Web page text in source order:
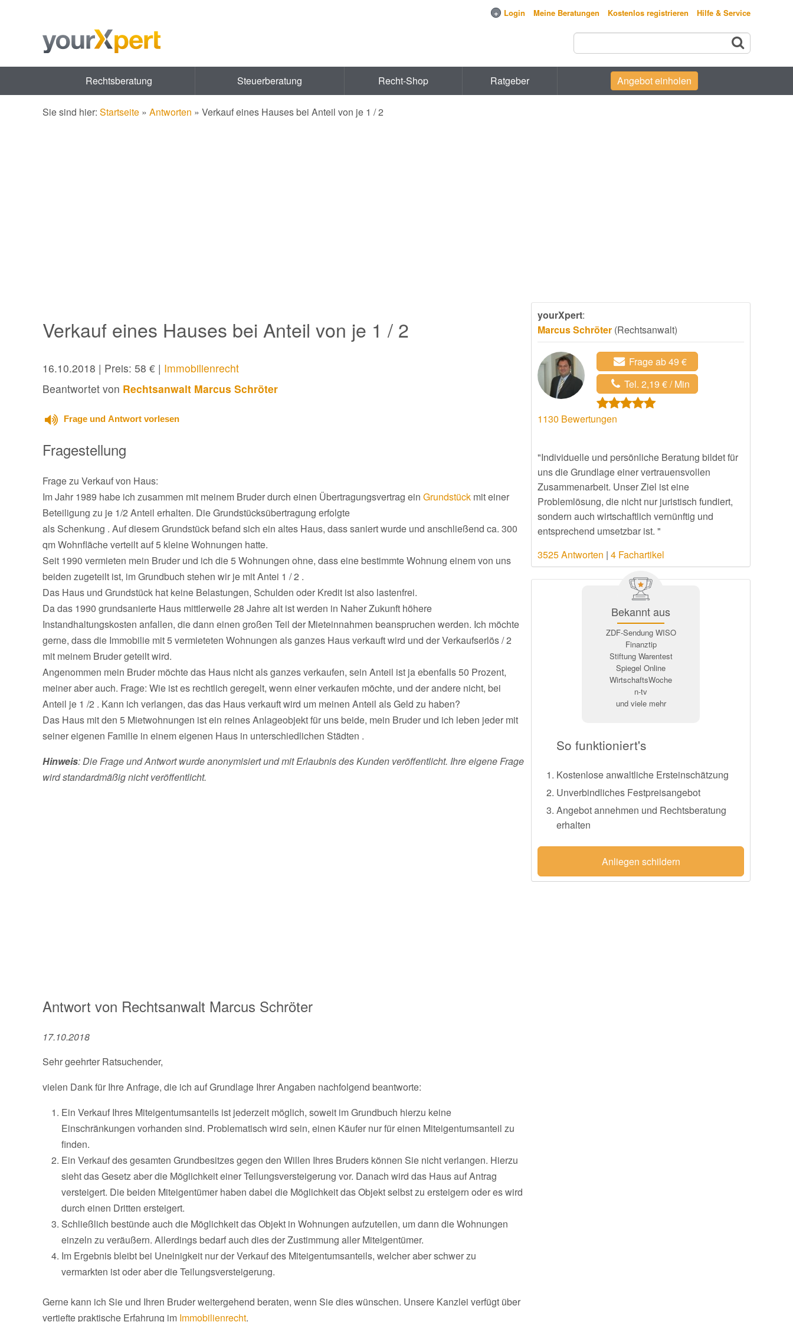
+ Login Meine Beratungen Kostenlos registrieren Hilfe & Service
Rechtsberatung Steuerberatung Recht-Shop Ratgeber Angebot einholen
Sie sind hier: Startseite » Antworten » Verkauf eines Hauses bei Anteil von je 1 / 2
Verkauf eines Hauses bei Anteil von je 1 / 2
16.10.2018 | Preis: 58 € | Immobilienrecht
Beantwortet von Rechtsanwalt Marcus Schröter
Frage und Antwort vorlesen
Fragestellung
Frage zu Verkauf von Haus:
Im Jahr 1989 habe ich zusammen mit meinem Bruder durch einen Übertragungsvertrag ein Grundstück mit einer
Beteiligung zu je 1/2 Anteil erhalten. Die Grundstücksübertragung erfolgte
als Schenkung . Auf diesem Grundstück befand sich ein altes Haus, dass saniert wurde und anschließend ca. 300
qm Wohnfläche verteilt auf 5 kleine Wohnungen hatte.
Seit 1990 vermieten mein Bruder und ich die 5 Wohnungen ohne, dass eine bestimmte Wohnung einem von uns
beiden zugeteilt ist, im Grundbuch stehen wir je mit Antei 1 / 2 .
Das Haus und Grundstück hat keine Belastungen, Schulden oder Kredit ist also lastenfrei.
Da das 1990 grundsanierte Haus mittlerweile 28 Jahre alt ist werden in Naher Zukunft höhere
Instandhaltungskosten anfallen, die dann einen großen Teil der Mieteinnahmen beanspruchen werden. Ich möchte
gerne, dass die Immobilie mit 5 vermieteten Wohnungen als ganzes Haus verkauft wird und der Verkaufserlös / 2
mit meinem Bruder geteilt wird.
Angenommen mein Bruder möchte das Haus nicht als ganzes verkaufen, sein Anteil ist ja ebenfalls 50 Prozent,
meiner aber auch. Frage: Wie ist es rechtlich geregelt, wenn einer verkaufen möchte, und der andere nicht, bei
Anteil je 1 /2 . Kann ich verlangen, das das Haus verkauft wird um meinen Anteil als Geld zu haben?
Das Haus mit den 5 Mietwohnungen ist ein reines Anlageobjekt für uns beide, mein Bruder und ich leben jeder mit
seiner eigenen Familie in einem eigenen Haus in unterschiedlichen Städten .
Hinweis: Die Frage und Antwort wurde anonymisiert und mit Erlaubnis des Kunden veröffentlicht. Ihre eigene Frage
wird standardmäßig nicht veröffentlicht.
Antwort von Rechtsanwalt Marcus Schröter
17.10.2018
Sehr geehrter Ratsuchender,
vielen Dank für Ihre Anfrage, die ich auf Grundlage Ihrer Angaben nachfolgend beantworte:
Ein Verkauf Ihres Miteigentumsanteils ist jederzeit möglich, soweit im Grundbuch hierzu keine
Einschränkungen vorhanden sind. Problematisch wird sein, einen Käufer nur für einen Miteigentumsanteil zu
finden.
Ein Verkauf des gesamten Grundbesitzes gegen den Willen Ihres Bruders können Sie nicht verlangen. Hierzu
sieht das Gesetz aber die Möglichkeit einer Teilungsversteigerung vor. Danach wird das Haus auf Antrag
versteigert. Die beiden Miteigentümer haben dabei die Möglichkeit das Objekt selbst zu ersteigern oder es wird
durch einen Dritten ersteigert.
Schließlich bestünde auch die Möglichkeit das Objekt in Wohnungen aufzuteilen, um dann die Wohnungen
einzeln zu veräußern. Allerdings bedarf auch dies der Zustimmung aller Miteigentümer.
Im Ergebnis bleibt bei Uneinigkeit nur der Verkauf des Miteigentumsanteils, welcher aber schwer zu
vermarkten ist oder aber die Teilungsversteigerung.
Gerne kann ich Sie und Ihren Bruder weitergehend beraten, wenn Sie dies wünschen. Unsere Kanzlei verfügt über
vertiefte praktische Erfahrung im Immobilienrecht.
yourXpert:
Marcus Schröter (Rechtsanwalt)
Frage ab 49 €
Tel. 2,19 € / Min
1130 Bewertungen
"Individuelle und persönliche Beratung bildet für
uns die Grundlage einer vertrauensvollen
Zusammenarbeit. Unser Ziel ist eine
Problemlösung, die nicht nur juristisch fundiert,
sondern auch wirtschaftlich vernünftig und
entsprechend umsetzbar ist. "
3525 Antworten | 4 Fachartikel
Bekannt aus
ZDF-Sendung WISO
Finanztip
Stiftung Warentest
Spiegel Online
WirtschaftsWoche
n-tv
und viele mehr
So funktioniert's
Kostenlose anwaltliche Ersteinschätzung
Unverbindliches Festpreisangebot
Angebot annehmen und Rechtsberatung
erhalten
Anliegen schildern